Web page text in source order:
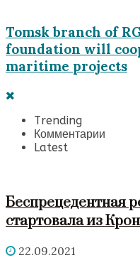
Tomsk branch of
foundation will
maritime projects
Trending
Комментарии
Latest
Беспрецедентная
стартовала из
22.09.2021